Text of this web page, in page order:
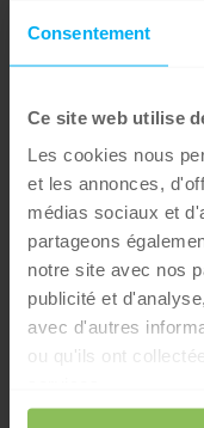
Consentement
Ce site web utilise
Les cookies nous
et les annonces,
médias sociaux et
partageons
notre site avec nos
publicité et
avec d'autres
ou qu'ils ont